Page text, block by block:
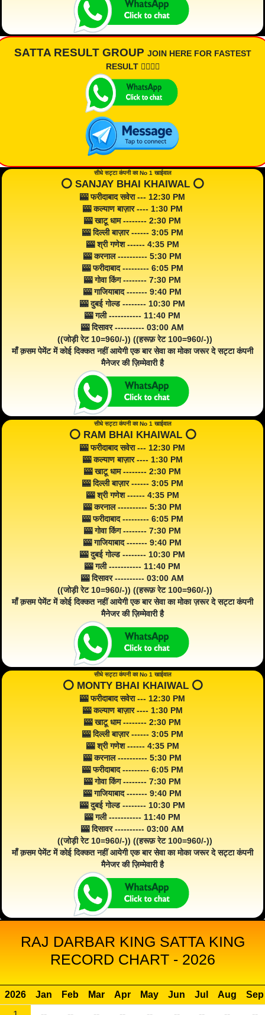
SATTA RESULT GROUP JOIN HERE FOR FASTEST
RESULT 👇🏾👇🏾
सीधे सट्टा कंपनी का No 1 खाईवाल
⭕️ SANJAY BHAI KHAIWAL ⭕️
🎰 फरीदाबाद सवेरा --- 12:30 PM
🎰 कल्याण बाज़ार ---- 1:30 PM
🎰 खाटू धाम -------- 2:30 PM
🎰 दिल्ली बाज़ार ------ 3:05 PM
🎰 श्री गणेश ------ 4:35 PM
🎰 करनाल ---------- 5:30 PM
🎰 फरीदाबाद --------- 6:05 PM
🎰 गोवा किंग -------- 7:30 PM
🎰 गाजियाबाद ------- 9:40 PM
🎰 दुबई गोल्ड -------- 10:30 PM
🎰 गली ----------- 11:40 PM
🎰 दिसावर ---------- 03:00 AM
((जोड़ी रेट 10=960/-)) ((हरूफ़ रेट 100=960/-))
माँ क़सम पेमेंट में कोई दिक्कत नहीं आयेगी एक बार सेवा का मोका जरूर दे सट्टा कंपनी
मैनेजर की ज़िम्मेवारी है
सीधे सट्टा कंपनी का No 1 खाईवाल
⭕️ RAM BHAI KHAIWAL ⭕️
🎰 फरीदाबाद सवेरा --- 12:30 PM
🎰 कल्याण बाज़ार ---- 1:30 PM
🎰 खाटू धाम -------- 2:30 PM
🎰 दिल्ली बाज़ार ------ 3:05 PM
🎰 श्री गणेश ------ 4:35 PM
🎰 करनाल ---------- 5:30 PM
🎰 फरीदाबाद --------- 6:05 PM
🎰 गोवा किंग -------- 7:30 PM
🎰 गाजियाबाद ------- 9:40 PM
🎰 दुबई गोल्ड -------- 10:30 PM
🎰 गली ----------- 11:40 PM
🎰 दिसावर ---------- 03:00 AM
((जोड़ी रेट 10=960/-)) ((हरूफ़ रेट 100=960/-))
माँ क़सम पेमेंट में कोई दिक्कत नहीं आयेगी एक बार सेवा का मोका ज़रूर दे सट्टा कंपनी
मैनेजर की ज़िम्मेवारी है
सीधे सट्टा कंपनी का No 1 खाईवाल
⭕️ MONTY BHAI KHAIWAL ⭕️
🎰 फरीदाबाद सवेरा --- 12:30 PM
🎰 कल्याण बाज़ार ---- 1:30 PM
🎰 खाटू धाम -------- 2:30 PM
🎰 दिल्ली बाज़ार ------ 3:05 PM
🎰 श्री गणेश ------ 4:35 PM
🎰 करनाल ---------- 5:30 PM
🎰 फरीदाबाद --------- 6:05 PM
🎰 गोवा किंग -------- 7:30 PM
🎰 गाजियाबाद ------- 9:40 PM
🎰 दुबई गोल्ड -------- 10:30 PM
🎰 गली ----------- 11:40 PM
🎰 दिसावर ---------- 03:00 AM
((जोड़ी रेट 10=960/-)) ((हरूफ़ रेट 100=960/-))
माँ क़सम पेमेंट में कोई दिक्कत नहीं आयेगी एक बार सेवा का मोका जरूर दे सट्टा कंपनी
मैनेजर की ज़िम्मेवारी है
RAJ DARBAR KING SATTA KING
RECORD CHART - 2026
2026 Jan Feb Mar Apr May Jun Jul Aug
Sep